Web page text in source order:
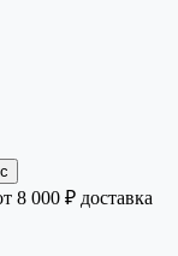
8 000 ₽ доставка